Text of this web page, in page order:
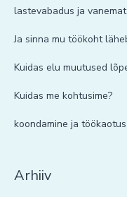
lastevabadus ja
Ja sinna mu töökoht
Kuidas elu muutused
Kuidas me kohtusime?
koondamine ja töökaotus
Arhiiv